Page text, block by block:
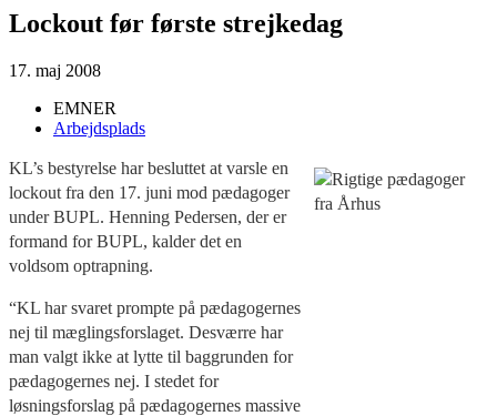
Lockout før første strejkedag
17. maj 2008
EMNER
Arbejdsplads
KL’s bestyrelse har besluttet at varsle en
lockout fra den 17. juni mod pædagoger
under BUPL. Henning Pedersen, der er
formand for BUPL, kalder det en
voldsom optrapning.
“KL har svaret prompte på pædagogernes
nej til mæglingsforslaget. Desværre har
man valgt ikke at lytte til baggrunden for
pædagogernes nej. I stedet for
løsningsforslag på pædagogernes massive